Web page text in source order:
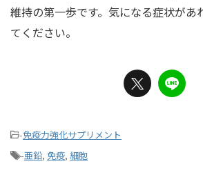
維持の第一歩です。気になる症状があ
てください。
-免疫力強化サプリメント
-亜鉛, 免疫, 細胞